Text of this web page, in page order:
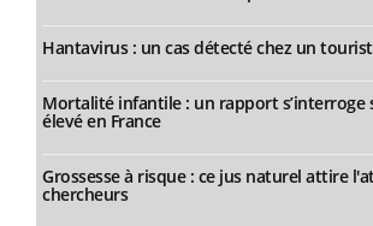
Hantavirus : un cas détecté chez un
Mortalité infantile : un rapport s’interroge
élevé en France
Grossesse à risque : ce jus naturel attire
chercheurs